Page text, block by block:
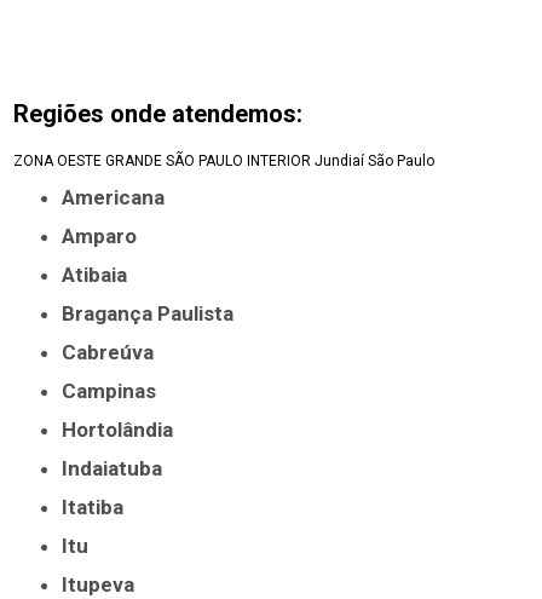
Regiões onde atendemos:
ZONA OESTE GRANDE SÃO PAULO INTERIOR Jundiaí São Paulo
Americana
Amparo
Atibaia
Bragança Paulista
Cabreúva
Campinas
Hortolândia
Indaiatuba
Itatiba
Itu
Itupeva